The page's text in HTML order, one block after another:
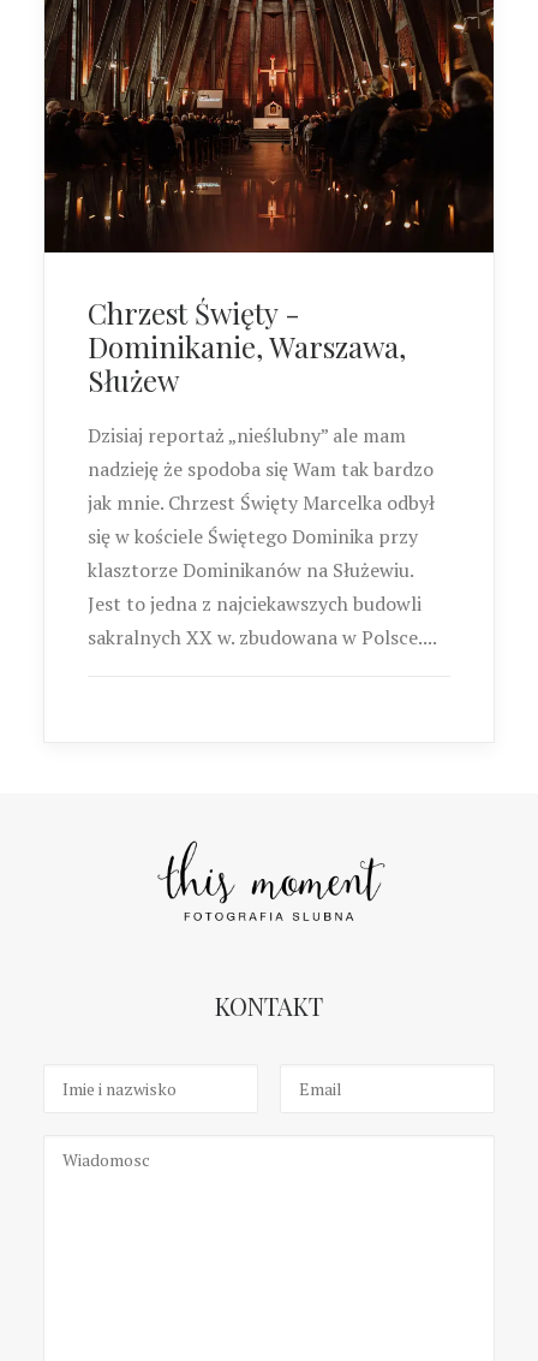
Chrzest Święty -
Dominikanie, Warszawa,
Służew
Dzisiaj reportaż „nieślubny” ale mam
nadzieję że spodoba się Wam tak bardzo
jak mnie. Chrzest Święty Marcelka odbył
się w kościele Świętego Dominika przy
klasztorze Dominikanów na Służewiu.
Jest to jedna z najciekawszych budowli
sakralnych XX w. zbudowana w Polsce....
KONTAKT